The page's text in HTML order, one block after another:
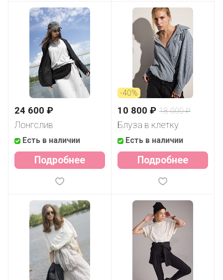
24 600 ₽
Лонгслив
Есть в наличии
Подробнее
-40%
10 800 ₽ 18 000 ₽
Блуза в клетку
Есть в наличии
Подробнее